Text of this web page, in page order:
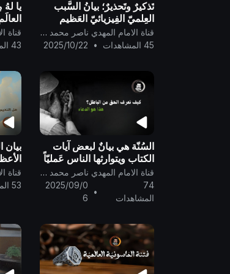
تَذكيرٌ وتَحذيرٌ؛ بيانُ السَّبب
العِلميّ الفِيزيائيّ العَظيم
الذي فَجَّرَ كَوكَب الرَّتق
تَفجيرًا لِبدء تَكوين مَلَكوت
قناة الامام المهدي ناصر محمد اليماني
45 المشاهدات
•
2025/10/22
يا
هذا
43 المشاهدات
السُنّة هي بيانٌ لبعض آيات
الكتاب ويتوارثها الناس عَمليّاً
..
قناة الامام المهدي ناصر محمد اليماني
74
المشاهدات
•
2025/09/0
6
بيان
53 المشاهدات